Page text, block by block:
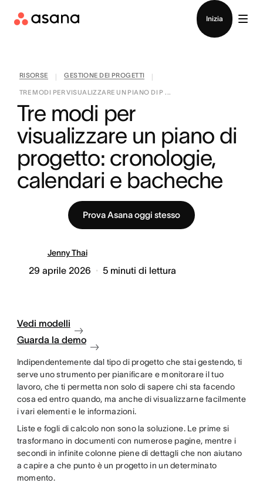
Inizia
RISORSE GESTIONE DEI PROGETTI
TRE MODI PER VISUALIZZARE UN PIANO DI P ...
Tre modi per
visualizzare un piano di
progetto: cronologie,
calendari e bacheche
Prova Asana oggi stesso
Jenny Thai
29 aprile 2026 5 minuti di lettura
Vedi modelli
Guarda la demo
Indipendentemente dal tipo di progetto che stai gestendo, ti
serve uno strumento per pianificare e monitorare il tuo
lavoro, che ti permetta non solo di sapere chi sta facendo
cosa ed entro quando, ma anche di visualizzarne facilmente
i vari elementi e le informazioni.
Liste e fogli di calcolo non sono la soluzione. Le prime si
trasformano in documenti con numerose pagine, mentre i
secondi in infinite colonne piene di dettagli che non aiutano
a capire a che punto è un progetto in un determinato
momento.